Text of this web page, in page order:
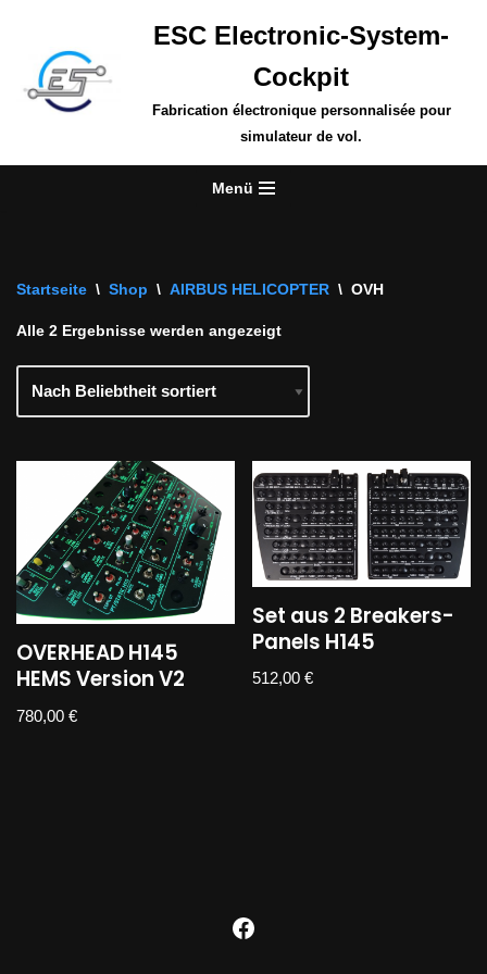
Zum
Inhalt
springen
ESC Electronic-System-
Cockpit
Fabrication électronique personnalisée pour
simulateur de vol.
Menü
Startseite \ Shop \ AIRBUS HELICOPTER \ OVH
Alle 2 Ergebnisse werden angezeigt
OVERHEAD H145
HEMS Version V2
780,00 €
Set aus 2 Breakers-
Panels H145
512,00€